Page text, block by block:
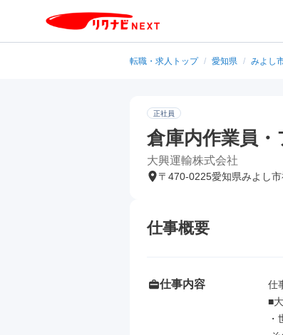
転職・求人トップ / 愛知県 / みよし
正社員
倉庫内作業員
大興運輸株式会社
〒470-0225愛知県みよし
仕事概要
仕事内容
仕
■